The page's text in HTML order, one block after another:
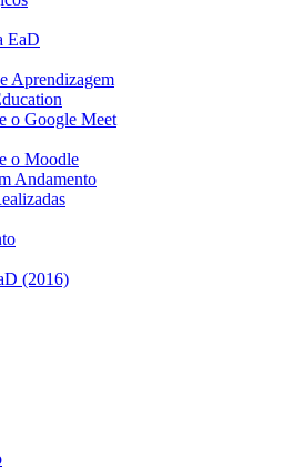
EaD
Aprendizagem
o Google Meet
o Moodle
Andamento
(2016)